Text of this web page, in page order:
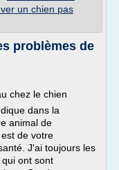
un chien pas
problèmes de
chez le chien
dans la
animal de
de votre
J'ai toujours les
ont sont